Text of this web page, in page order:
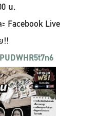
น.
Facebook Live
!!